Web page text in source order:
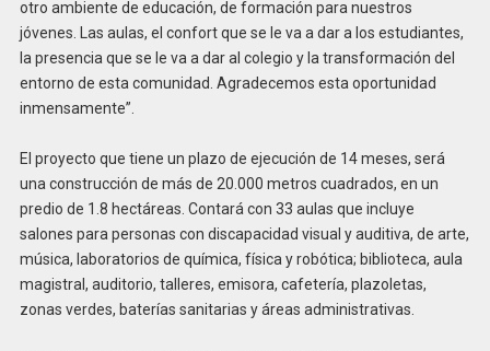
otro ambiente de educación, de formación para nuestros
jóvenes. Las aulas, el confort que se le va a dar a los estudiantes,
la presencia que se le va a dar al colegio y la transformación del
entorno de esta comunidad. Agradecemos esta oportunidad
inmensamente”.
El proyecto que tiene un plazo de ejecución de 14 meses, será
una construcción de más de 20.000 metros cuadrados, en un
predio de 1.8 hectáreas. Contará con 33 aulas que incluye
salones para personas con discapacidad visual y auditiva, de arte,
música, laboratorios de química, física y robótica; biblioteca, aula
magistral, auditorio, talleres, emisora, cafetería, plazoletas,
zonas verdes, baterías sanitarias y áreas administrativas.